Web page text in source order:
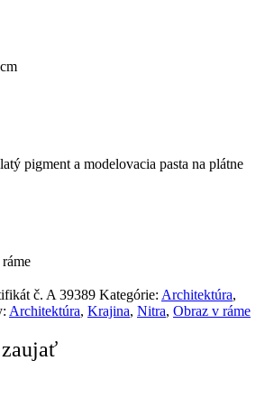
pigment a modelovacia pasta na plátne
č. A 39389 Kategórie: Architektúra,
Architektúra, Krajina, Nitra, Obraz v ráme